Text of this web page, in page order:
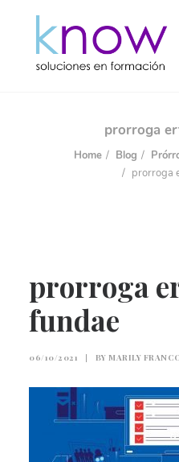
prorroga
Home Blog
prorroga
prorroga
fundae
06/10/2021 | BY MARILY